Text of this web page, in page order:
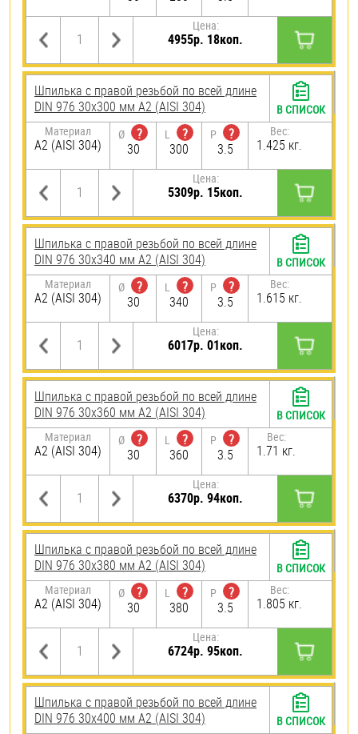
Цена:
4955р. 18коп.
Шпилька с правой резьбой по всей длине
DIN 976 30х300 мм А2 (AISI 304)
Материал
А2 (AISI 304)
Ø
?
30
L
?
300
P
?
3.5
Вес:
1.425 кг.
Цена:
5309р. 15коп.
В СПИСОК
Шпилька с правой резьбой по всей длине
DIN 976 30х340 мм А2 (AISI 304)
Материал
А2 (AISI 304)
Ø
?
30
L
?
340
P
?
3.5
Вес:
1.615 кг.
Цена:
6017р. 01коп.
В СПИСОК
Шпилька с правой резьбой по всей длине
DIN 976 30х360 мм А2 (AISI 304)
Материал
А2 (AISI 304)
Ø
?
30
L
?
360
P
?
3.5
Вес:
1.71 кг.
Цена:
6370р. 94коп.
В СПИСОК
Шпилька с правой резьбой по всей длине
DIN 976 30х380 мм А2 (AISI 304)
Материал
А2 (AISI 304)
Ø
?
30
L
?
380
P
?
3.5
Вес:
1.805 кг.
Цена:
6724р. 95коп.
В СПИСОК
Шпилька с правой резьбой по всей длине
DIN 976 30х400 мм А2 (AISI 304)
В СПИСОК